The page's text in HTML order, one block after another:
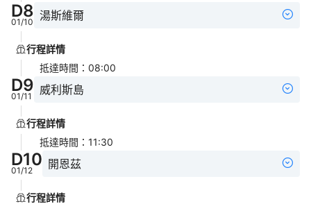
D8
01/10 湯斯維爾
行程詳情
抵達時間 ： 08:00
D9
01/11 威利斯島
行程詳情
抵達時間 ： 11:30
D10
01/12 開恩茲
行程詳情